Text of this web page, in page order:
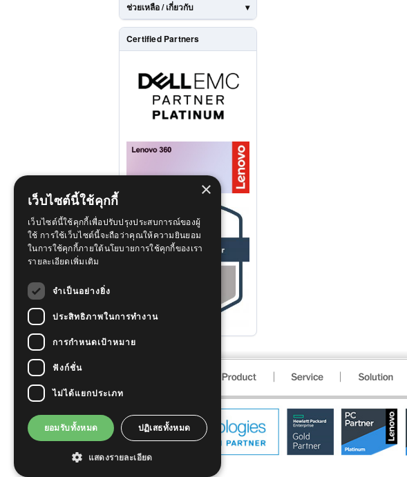
ช่วยเหลือ / เกี่ยวกับ
Certified Partners
×
เว็บไซต์นี้ใช้คุกกี้
เว็บไซต์นี้ใช้คุกกี้เพื่อปรับปรุงประสบการณ์ของผู้
ใช้ การใช้เว็บไซต์นี้จะถือว่าคุณให้ความยินยอม
ในการใช้คุกกี้ภายใต้นโยบายการใช้คุกกี้ของเรา
รายละเอียดเพิ่มเติม
จำเป็นอย่างยิ่ง
ประสิทธิภาพในการทำงาน
การกำหนดเป้าหมาย
ฟังก์ชั่น
ไม่ได้แยกประเภท
ยอมรับทั้งหมด ปฏิเสธทั้งหมด
แสดงรายละเอียด